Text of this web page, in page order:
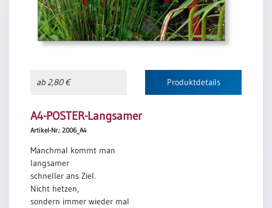
ab 2,80 € Produktdetails
A4-POSTER-Langsamer
Artikel-Nr.: 2006_A4
Manchmal kommt man
langsamer
schneller ans Ziel.
Nicht hetzen,
sondern immer wieder mal